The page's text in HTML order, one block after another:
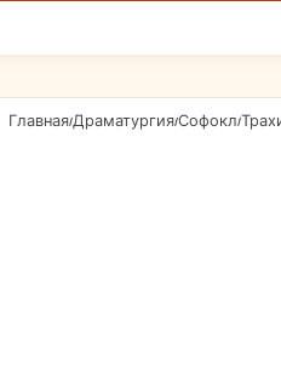
Главная/Драматургия/Софокл/